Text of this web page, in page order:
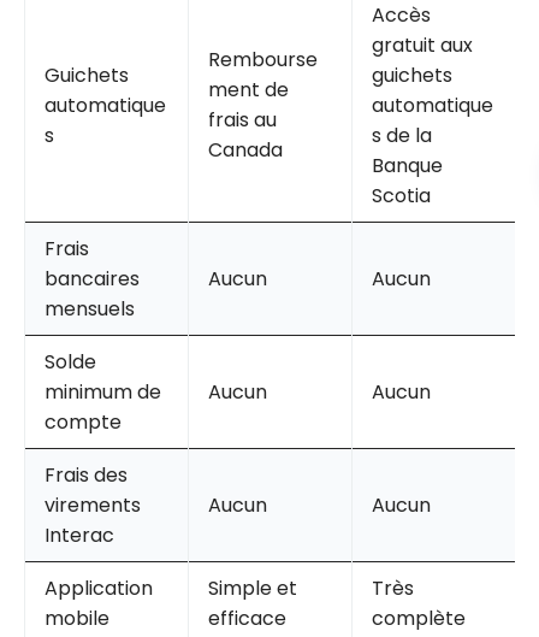
Guichets
automatique
s
Rembourse
ment de
frais au
Canada
Accès
gratuit aux
guichets
automatique
s de la
Banque
Scotia
Frais
bancaires
mensuels
Aucun Aucun
Solde
minimum de
compte
Aucun Aucun
Frais des
virements
Interac
Aucun Aucun
Application
mobile
Simple et
efficace
Très
complète